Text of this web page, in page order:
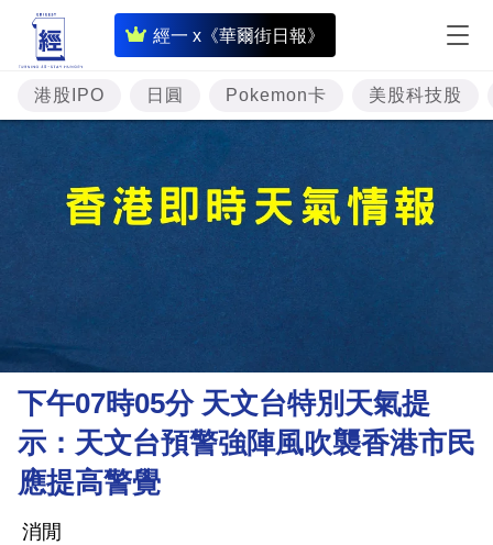
經一 x《華爾街日報》
即
時
財
經
題
投
理
財
商
業
港股IPO 日圓 Pokemon卡 美股科技股
下午07時05分 天文台特別天氣提
示：天文台預警強陣風吹襲香港市民
應提高警覺
消閒